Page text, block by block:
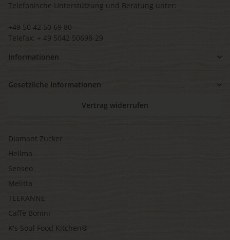
Telefonische Unterstützung und Beratung unter:
+49 50 42 50 69 80
Telefax: + 49 5042 50698-29
Informationen
Gesetzliche Informationen
Vertrag widerrufen
Diamant Zucker
Hellma
Senseo
Melitta
TEEKANNE
Caffè Bonini
K's Soul Food Kitchen®